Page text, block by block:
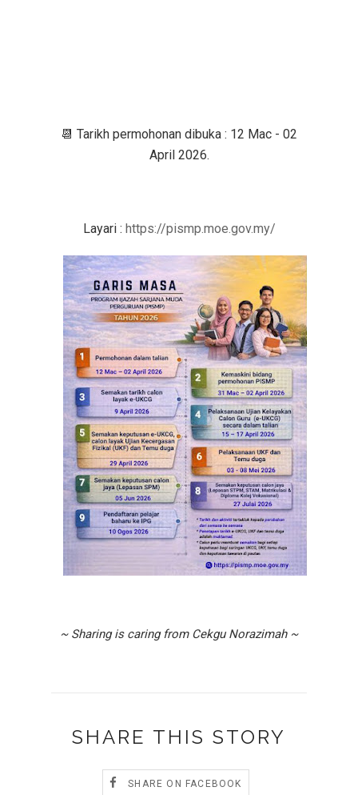
📆 Tarikh permohonan dibuka : 12 Mac - 02
April 2026.
Layari : https://pismp.moe.gov.my/
~ Sharing is caring from Cekgu Norazimah ~
SHARE THIS STORY
SHARE ON FACEBOOK